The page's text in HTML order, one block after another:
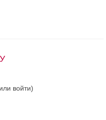
или войти)